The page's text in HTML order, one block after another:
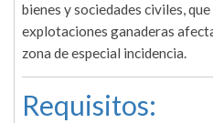
bienes y sociedades civiles,
explotaciones ganaderas
zona de especial incidencia.
Requisitos: